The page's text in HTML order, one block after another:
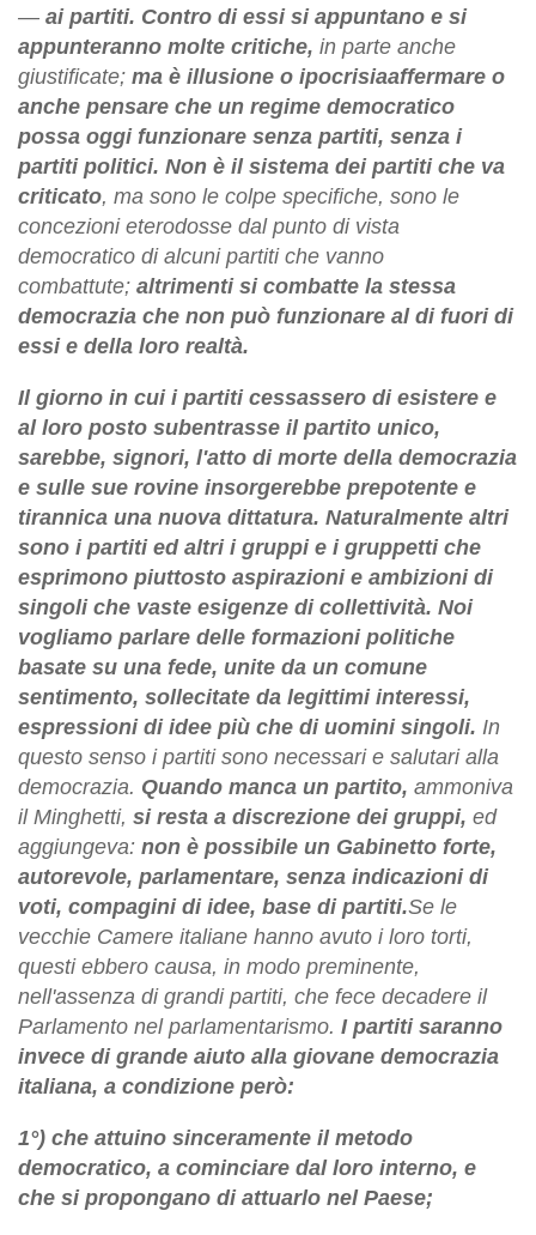
— ai partiti. Contro di essi si appuntano e si
appunteranno molte critiche, in parte anche
giustificate; ma è illusione o ipocrisiaaffermare o
anche pensare che un regime democratico
possa oggi funzionare senza partiti, senza i
partiti politici. Non è il sistema dei partiti che va
criticato, ma sono le colpe specifiche, sono le
concezioni eterodosse dal punto di vista
democratico di alcuni partiti che vanno
combattute; altrimenti si combatte la stessa
democrazia che non può funzionare al di fuori di
essi e della loro realtà.
Il giorno in cui i partiti cessassero di esistere e
al loro posto subentrasse il partito unico,
sarebbe, signori, l'atto di morte della democrazia
e sulle sue rovine insorgerebbe prepotente e
tirannica una nuova dittatura. Naturalmente altri
sono i partiti ed altri i gruppi e i gruppetti che
esprimono piuttosto aspirazioni e ambizioni di
singoli che vaste esigenze di collettività. Noi
vogliamo parlare delle formazioni politiche
basate su una fede, unite da un comune
sentimento, sollecitate da legittimi interessi,
espressioni di idee più che di uomini singoli. In
questo senso i partiti sono necessari e salutari alla
democrazia. Quando manca un partito, ammoniva
il Minghetti, si resta a discrezione dei gruppi, ed
aggiungeva: non è possibile un Gabinetto forte,
autorevole, parlamentare, senza indicazioni di
voti, compagini di idee, base di partiti.Se le
vecchie Camere italiane hanno avuto i loro torti,
questi ebbero causa, in modo preminente,
nell'assenza di grandi partiti, che fece decadere il
Parlamento nel parlamentarismo. I partiti saranno
invece di grande aiuto alla giovane democrazia
italiana, a condizione però:
1°) che attuino sinceramente il metodo
democratico, a cominciare dal loro interno, e
che si propongano di attuarlo nel Paese;